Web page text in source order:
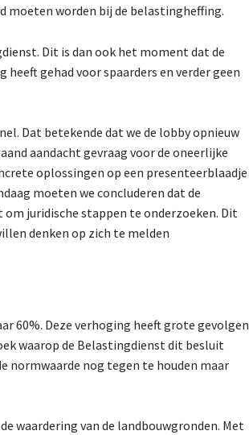
moeten worden bij de belastingheffing.
Dit is dan ook het moment dat de
gehad voor spaarders en verder geen
Dat betekende dat we de lobby opnieuw
aandacht gevraag voor de oneerlijke
oplossingen op een presenteerblaadje
moeten we concluderen dat de
juridische stappen te onderzoeken. Dit
denken op zich te melden
60%. Deze verhoging heeft grote gevolgen
waarop de Belastingdienst dit besluit
normwaarde nog tegen te houden maar
waardering van de landbouwgronden. Met